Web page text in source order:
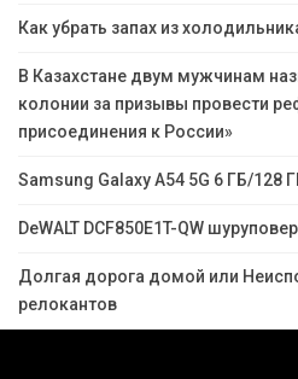
Как убрать запах из
В Казахстане двум мужчинам
колонии за призывы провести
присоединения к России»
Samsung Galaxy A54 5G 6 ГБ/128
DeWALT DCF850E1T-QW
Долгая дорога домой или
релокантов